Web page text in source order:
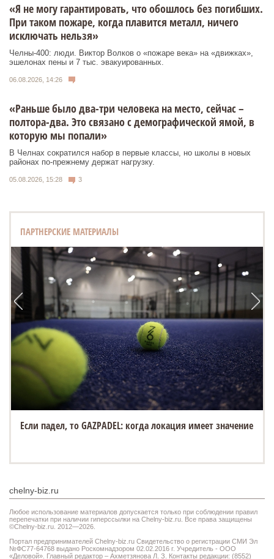
«Я не могу гарантировать, что обошлось без погибших.
При таком пожаре, когда плавится металл, ничего
исключать нельзя»
Челны-400: люди. Виктор Волков о «пожаре века» на «движках»,
эшелонах пены и 7 тыс. эвакуированных.
06.08.2026, 14:26
«Раньше было два-три человека на место, сейчас –
полтора-два. Это связано с демографической ямой, в
которую мы попали»
В Челнах сократился набор в первые классы, но школы в новых
районах по-прежнему держат нагрузку.
05.08.2026, 15:28 3
ПАРТНЕРСКИЕ МАТЕРИАЛЫ
Если падел, то GAZPADEL: когда локация имеет значение
chelny-biz.ru
Любое использование материалов допускается только при соблюдении правил
перепечатки при наличии гиперссылки на Chelny-biz.ru. Все права защищены
©Chelny-biz.ru. 2012—2026.
Портал предпринимателей Chelny-biz.ru Свидетельство о регистрации СМИ Эл
№ФС77-64768 выдано Роскомнадзором 02.02.2016 г. Учредитель - ООО
«Деловой». Главный редактор – Ахметзянова Л. З. Контакты редакции: (8552)